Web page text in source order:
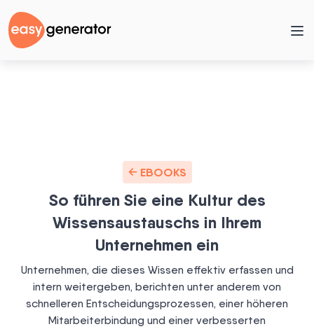
EBOOKS
So führen Sie eine Kultur des
Wissensaustauschs in Ihrem
Unternehmen ein
Unternehmen, die dieses Wissen effektiv erfassen und
intern weitergeben, berichten unter anderem von
schnelleren Entscheidungsprozessen, einer höheren
Mitarbeiterbindung und einer verbesserten